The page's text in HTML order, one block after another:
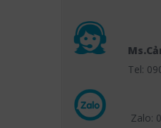
Tel:
Zalo: